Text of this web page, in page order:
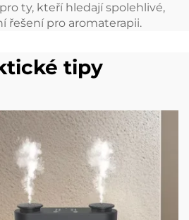
ty, kteří hledají spolehlivé,
řešení pro aromaterapii.
tipy